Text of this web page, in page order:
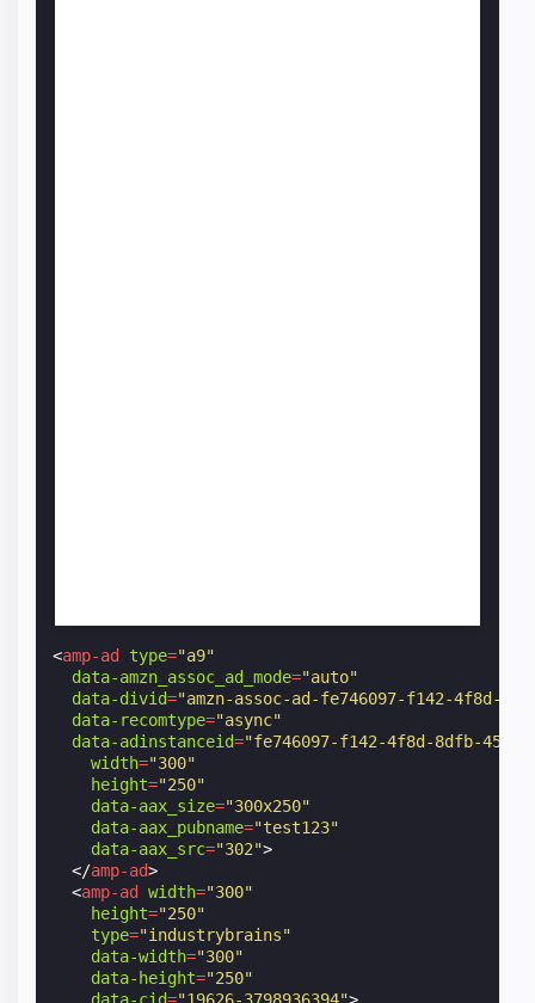
<amp-ad type="a9"
data-amzn_assoc_ad_mode="auto"
data-divid="amzn-assoc-ad-fe746097-f142-4f8d-
data-recomtype="async"
data-adinstanceid="fe746097-f142-4f8d-8dfb-
width="300"
height="250"
data-aax_size="300x250"
data-aax_pubname="test123"
data-aax_src="302">
</amp-ad>
<amp-ad width="300"
height="250"
type="industrybrains"
data-width="300"
data-height="250"